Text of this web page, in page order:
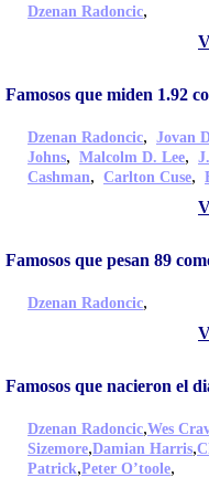
Dzenan Radoncic,
Famosos que miden 1.92
Dzenan Radoncic, Jovan
Johns, Malcolm D. Lee,
Cashman, Carlton Cuse,
Famosos que pesan 89
Dzenan Radoncic,
Famosos que nacieron el
Dzenan Radoncic,Wes
Sizemore,Damian Harris,
Patrick,Peter O’toole,